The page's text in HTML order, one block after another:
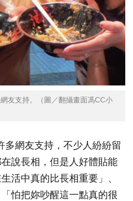
友支持。（圖／翻攝畫面馮CC小
多網友支持，不少人紛紛留
說長相，但是人好體貼能
活中真的比長相重要」、
「怕把妳吵醒這一點真的很